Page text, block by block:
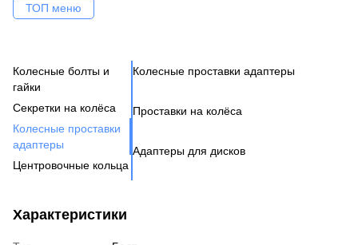
ТОП меню
Колесные болты и
гайки
Секретки на колёса
Колесные проставки
адаптеры
Центровочные кольца
Вентиль под датчик
давления
Колесные проставки адаптеры
Проставки на колёса
Адаптеры для дисков
Характеристики